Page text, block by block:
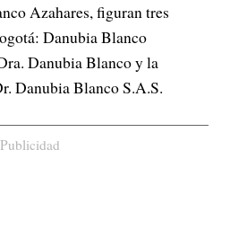
Azahares, figuran tres
Danubia Blanco
Danubia Blanco y la
Danubia Blanco S.A.S.
Publicidad